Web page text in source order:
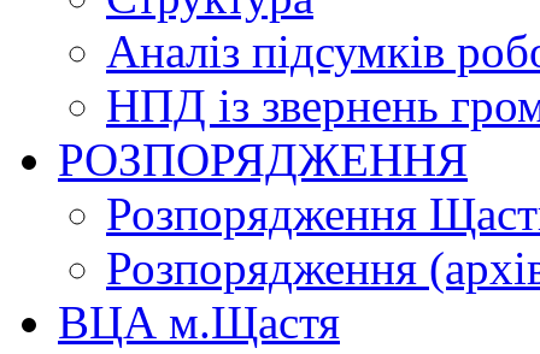
Аналіз підсумків
НПД із звернень
РОЗПОРЯДЖЕННЯ
Розпорядження
Розпорядження
ВЦА м.Щастя